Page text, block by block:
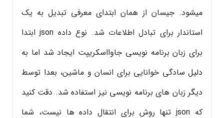
میشود. جیسان از همان ابتدای معرفی تبدیل به یک
استاندار برای تبادل اطلاعات شد. نوع داده json ابتدا
برای زبان برنامه نویسی جاوااسکریپت ایجاد شد اما به
دلیل سادگی خوانایی برای انسان و ماشین، بعدا توسط
دیگر زبان های برنامه نویسی نیز استفاده شد. دقت کنید
که json تنها روش برای انتقال داده ها نیست، شما